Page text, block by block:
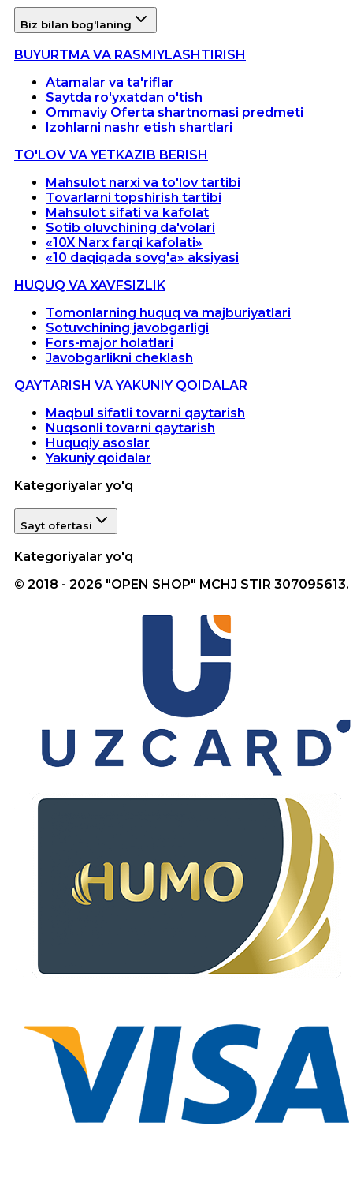
Biz bilan bog'laning
BUYURTMA VA RASMIYLASHTIRISH
Atamalar va ta'riflar
Saytda ro'yxatdan o'tish
Ommaviy Oferta shartnomasi predmeti
Izohlarni nashr etish shartlari
TO'LOV VA YETKAZIB BERISH
Mahsulot narxi va to'lov tartibi
Tovarlarni topshirish tartibi
Mahsulot sifati va kafolat
Sotib oluvchining da'volari
«10X Narx farqi kafolati»
«10 daqiqada sovg'a» aksiyasi
HUQUQ VA XAVFSIZLIK
Tomonlarning huquq va majburiyatlari
Sotuvchining javobgarligi
Fors-major holatlari
Javobgarlikni cheklash
QAYTARISH VA YAKUNIY QOIDALAR
Maqbul sifatli tovarni qaytarish
Nuqsonli tovarni qaytarish
Huquqiy asoslar
Yakuniy qoidalar
Kategoriyalar yo'q
Sayt ofertasi
Kategoriyalar yo'q
© 2018 - 2026 "OPEN SHOP" MCHJ STIR 307095613.